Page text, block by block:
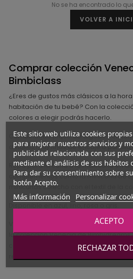
No se ha encontrado lo
VOLVER A
Comprar colección
Bimbiclass
¿Eres de gustos más clásicos a la
habitación de tu bebé? Con la
colores a elegir podrás hacerlo.
Combinando piqué de algodón en
detalles muy finos de encaje o puntilla
Ropa para la cuna o la maxicuna en
complementos como la minicuna de
minicunas colecho con el textil de la
Visita nuestro catálogo para bebé y
la colección Venecia de
cómoda, en un clic haces tu compra y
Este sitio web utiliza cookies
para mejorar nuestros servicios y
publicidad relacionada con sus
mediante el análisis de sus hábitos
Para dar su consentimiento sobre
botón Acepto.
Más información Personalizar
RECHAZAR
ACEPTO